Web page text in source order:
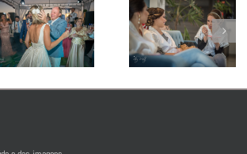
Pre Wedding:
palavras
mágicas
Vai abrir mão
do seus
sonhos?